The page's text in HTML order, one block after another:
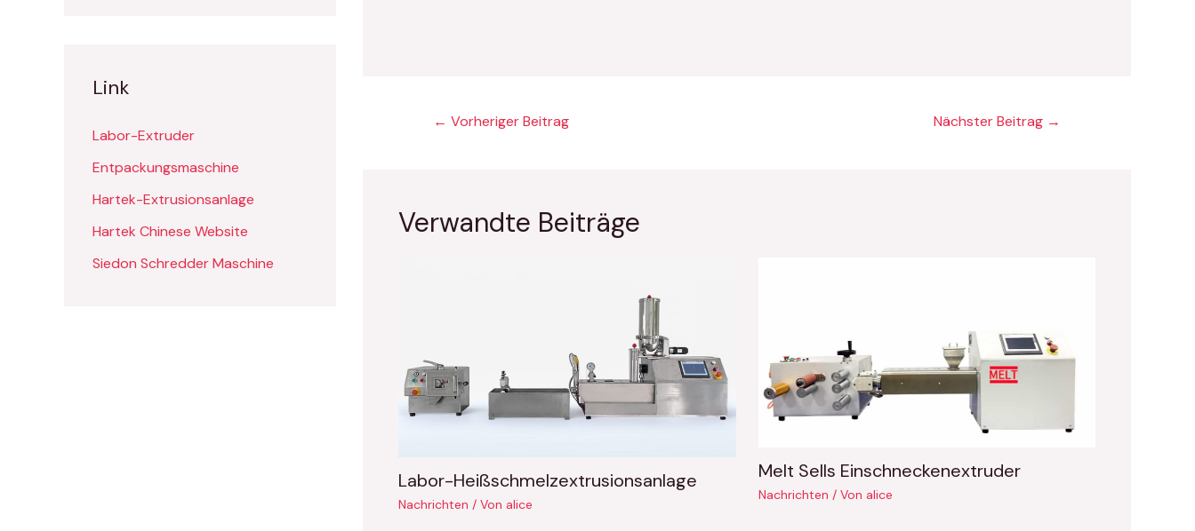
Link
Labor-Extruder
Entpackungsmaschine
Hartek-Extrusionsanlage
Hartek Chinese Website
Siedon Schredder Maschine
← Vorheriger Beitrag Nächster Beitrag →
Verwandte Beiträge
Labor-Heißschmelzextrusionsanlage
Nachrichten / Von alice
Melt Sells Einschneckenextruder
Nachrichten / Von alice